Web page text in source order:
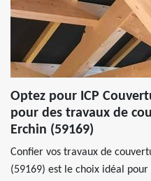
Optez pour ICP
pour des travaux de
Erchin (59169)
Confier vos travaux de
(59169) est le choix idéal